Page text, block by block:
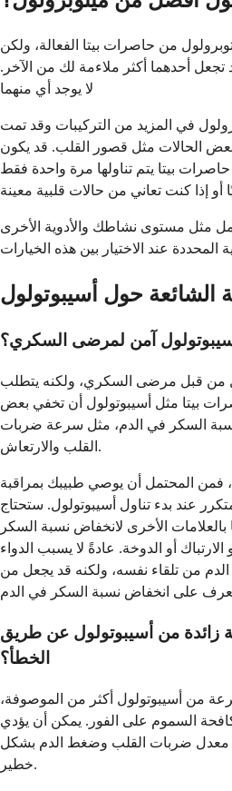
من حاصرات بيتا الفعالة، ولكن
تجعل أحدهما أكثر ملاءمة لك من الآخر.
لا يوجد أي منهما
في المزيد من التركيبات وقد تمت
الحالات مثل قصور القلب. قد يكون
بيتا يتم تناولها مرة واحدة فقط
مثل مستوى نشاطك والأدوية الأخرى
الشائعة حول أسيبوتولول
آمن لمرضى السكري؟
من قبل مرضى السكري، ولكنه يتطلب
بيتا مثل أسيبوتولول أن تخفي بعض
نسبة السكر في الدم، مثل سرعة ضربات
القلب والارتعاش.
فمن المحتمل أن يوصي طبيبك بمراقبة
عند بدء تناول أسيبوتولول. ستحتاج
بالعلامات الأخرى لانخفاض نسبة السكر
أو الدوخة. عادةً لا يسبب الدواء
من تلقاء نفسه، ولكنه قد يجعل من
زائدة من أسيبوتولول عن طريق
الخطأ؟
من أسيبوتولول أكثر من الموصوفة،
السموم على الفور. يمكن أن يؤدي
معدل ضربات القلب وضغط الدم بشكل
خطير.